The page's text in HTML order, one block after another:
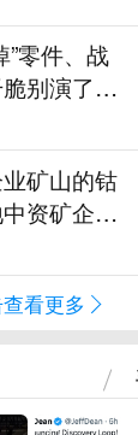
”零件、战
别演了，
矿山的钴
资矿企协
看更多